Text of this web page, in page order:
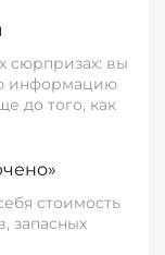
сюрпризах: вы
информацию
до того, как
стоимость
запасных